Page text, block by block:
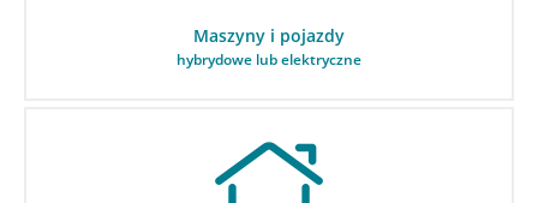
Maszyny i pojazdy
hybrydowe lub elektryczne